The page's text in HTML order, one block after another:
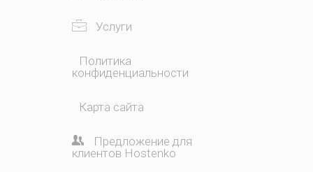
Услуги
Политика
конфиденциальности
Карта сайта
Предложение для
клиентов Hostenko